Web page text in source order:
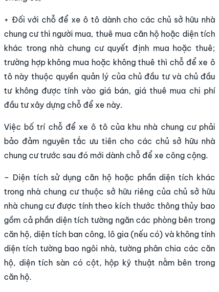
+ Đối với chỗ để xe ô tô dành cho các chủ sở hữu nhà
chung cư thì người mua, thuê mua căn hộ hoặc diện tích
khác trong nhà chung cư quyết định mua hoặc thuê;
trường hợp không mua hoặc không thuê thì chỗ để xe ô
tô này thuộc quyền quản lý của chủ đầu tư và chủ đầu
tư không được tính vào giá bán, giá thuê mua chi phí
đầu tư xây dựng chỗ để xe này.
Việc bố trí chỗ để xe ô tô của khu nhà chung cư phải
bảo đảm nguyên tắc ưu tiên cho các chủ sở hữu nhà
chung cư trước sau đó mới dành chỗ để xe công cộng.
– Diện tích sử dụng căn hộ hoặc phần diện tích khác
trong nhà chung cư thuộc sở hữu riêng của chủ sở hữu
nhà chung cư được tính theo kích thước thông thủy bao
gồm cả phần diện tích tường ngăn các phòng bên trong
căn hộ, diện tích ban công, lô gia (nếu có) và không tính
diện tích tường bao ngôi nhà, tường phân chia các căn
hộ, diện tích sàn có cột, hộp kỹ thuật nằm bên trong
căn hộ.